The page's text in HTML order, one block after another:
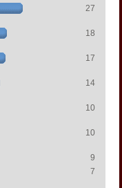
27
18
17
14
10
10
9
7